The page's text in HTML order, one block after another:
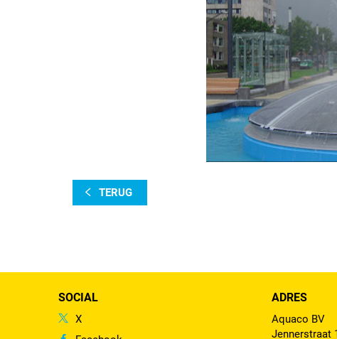
TERUG
SOCIAL
X
ADRES
Aquaco BV
Jennerstraat